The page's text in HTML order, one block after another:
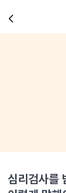
심리검사를